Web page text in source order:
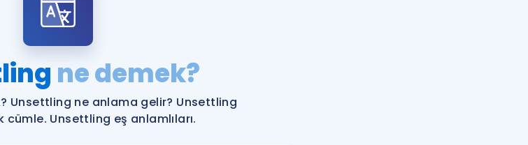
YDS ve YÖKDİL Puan Hesaplama Aracı
YDS ve YÖKDİL'e Hazırlananlar için Öneriler
Remzi Hoca ile seni sınava hazırlayacak onlarca eğitim seni bekliyor!
ne demek?
Unsettling ne anlama gelir? Unsettling
cümle. Unsettling eş anlamlıları.